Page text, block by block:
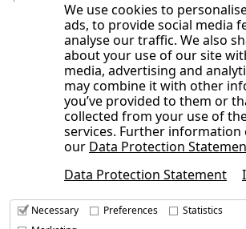
We use cookies to
ads, to provide social media
analyse our traffic. We also
about your use of our site
media, advertising and
may combine it with other
you’ve provided to them or
collected from your use of
services. Further information
our Data Protection
Data Protection Statement
Necessary Preferences
Statistics
IMPRESSUM
DATENSCHUTZERKLÄRUNG
UNSERE AUTOREN
KONTAKT